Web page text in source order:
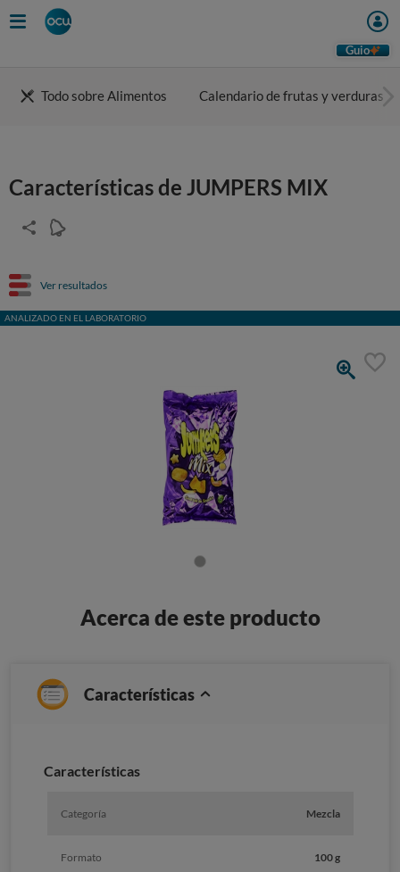
Guio
Todo sobre Alimentos Calendario de frutas y verduras
Características de JUMPERS MIX
Ver resultados
ANALIZADO EN EL LABORATORIO
Acerca de este producto
Características
Características
Categoría Mezcla
Formato 100 g